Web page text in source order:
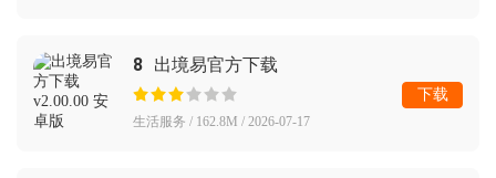
8 出境易官方下载
生活服务 / 162.8M / 2026-07-17
下载